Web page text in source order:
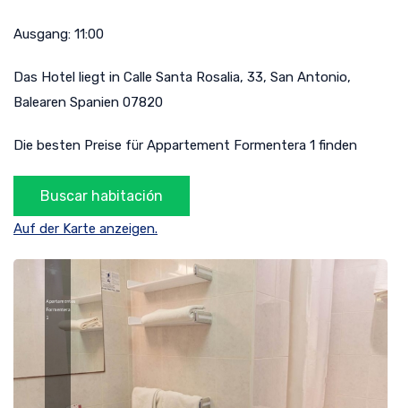
Ausgang: 11:00
Das Hotel liegt in Calle Santa Rosalia, 33, San Antonio,
Balearen Spanien 07820
Die besten Preise für Appartement Formentera 1 finden
Auf der Karte anzeigen.